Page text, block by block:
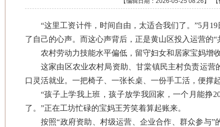
“这里工资计件，时间自由，太适合我们了。”5月
了自己的心声。而这心声背后，正是黄山区投入运营的
农村劳动力技能水平偏低，留守妇女和居家宝妈
这家由区农业农村局资助、甘棠镇民主村负责运
口灵活就业。一把椅子、一张长桌、一份手工活，便撑
“孩子上学我上班，孩子放学我回家，一个月能挣
了。”正在工坊忙碌的宝妈王芳笑着算起账来。
按照“政府资助、村级运营、企业合作、群众参与